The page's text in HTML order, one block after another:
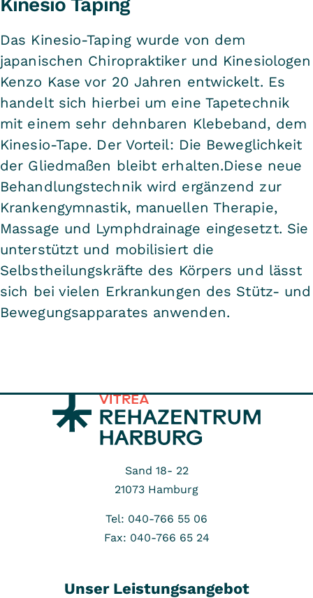
Das Kinesio-Taping wurde von dem
japanischen Chiropraktiker und Kinesiologen
Kenzo Kase vor 20 Jahren entwickelt. Es
handelt sich hierbei um eine Tapetechnik
mit einem sehr dehnbaren Klebeband, dem
Kinesio-Tape. Der Vorteil: Die Beweglichkeit
der Gliedmaßen bleibt erhalten.Diese neue
Behandlungstechnik wird ergänzend zur
Krankengymnastik, manuellen Therapie,
Massage und Lymphdrainage eingesetzt. Sie
unterstützt und mobilisiert die
Selbstheilungskräfte des Körpers und lässt
sich bei vielen Erkrankungen des Stütz- und
Bewegungsapparates anwenden.
Sand 18- 22
21073 Hamburg
Tel: 040-766 55 06
Fax: 040-766 65 24
Unser Leistungsangebot